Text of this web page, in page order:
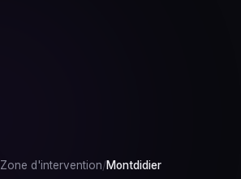
Zone d'intervention/Montdidier